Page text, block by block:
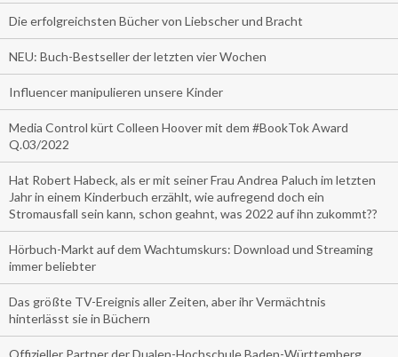
Die erfolgreichsten Bücher von Liebscher und Bracht
NEU: Buch-Bestseller der letzten vier Wochen
Influencer manipulieren unsere Kinder
Media Control kürt Colleen Hoover mit dem #BookTok Award
Q.03/2022
Hat Robert Habeck, als er mit seiner Frau Andrea Paluch im letzten
Jahr in einem Kinderbuch erzählt, wie aufregend doch ein
Stromausfall sein kann, schon geahnt, was 2022 auf ihn zukommt??
Hörbuch-Markt auf dem Wachtumskurs: Download und Streaming
immer beliebter
Das größte TV-Ereignis aller Zeiten, aber ihr Vermächtnis
hinterlässt sie in Büchern
Offizieller Partner der Dualen-Hochschule Baden-Württemberg